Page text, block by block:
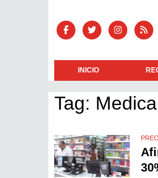
INICIO
Tag: